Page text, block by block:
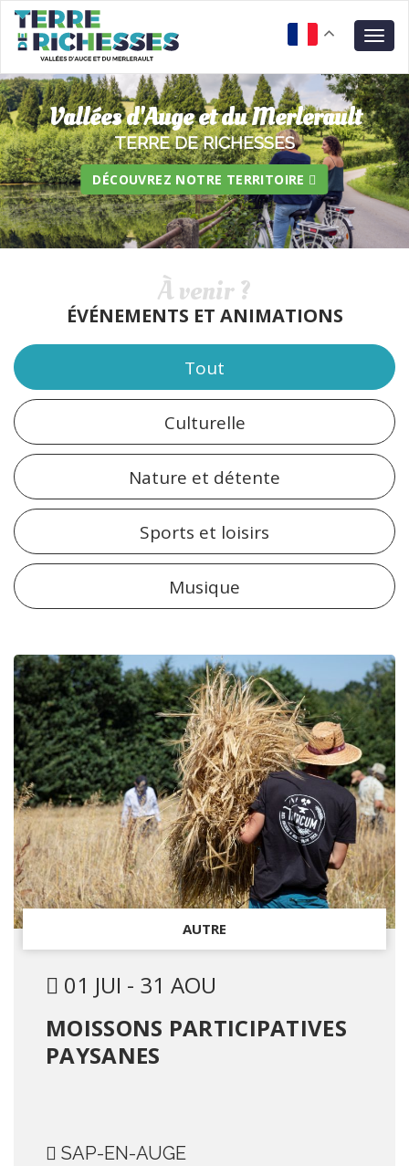
Aller
contenu
principal
Vallées d'Auge et du Merlerault
TERRE DE RICHESSES
DÉCOUVREZ NOTRE TERRITOIRE
À venir ?
ÉVÉNEMENTS ET ANIMATIONS
Tout
Culturelle
Nature et détente
Sports et loisirs
Musique
AUTRE
01 JUI - 31 AOU
MOISSONS PARTICIPATIVES
PAYSANES
SAP-EN-AUGE
Panneau de gestion des cookies